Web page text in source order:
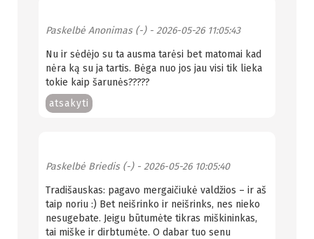
Paskelbė Anonimas (-)- 2026-05-26 11:05:43
Nu ir sėdėjo su ta ausma tarėsi bet matomai kad
nėra ką su ja tartis. Bėga nuo jos jau visi tik lieka
tokie kaip šarunės?????
atsakyti
Paskelbė Briedis (-)- 2026-05-26 10:05:40
Tradišauskas: pagavo mergaičiukė valdžios – ir aš
taip noriu :) Bet neišrinko ir neišrinks, nes nieko
nesugebate. Jeigu būtumėte tikras miškininkas,
tai miške ir dirbtumėte. O dabar tuo senu